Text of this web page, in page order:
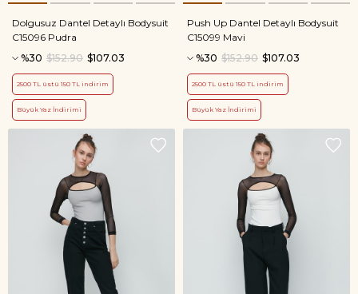
Dolgusuz Dantel Detaylı Bodysuit
C15096 Pudra
%30
$107.03
$152.90
2500 TL üstü 150 TL indirim
Büyük Yaz İndirimi
Push Up Dantel Detaylı Bodysuit
C15099 Mavi
%30
$107.03
$152.90
2500 TL üstü 150 TL indirim
Büyük Yaz İndirimi